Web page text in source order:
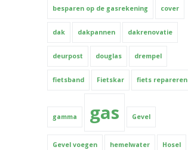
besparen op de gasrekening cover
dak dakpannen dakrenovatie
deurpost douglas drempel
fietsband Fietskar fiets repareren
gamma gas Gevel
Gevel voegen hemelwater Hosel